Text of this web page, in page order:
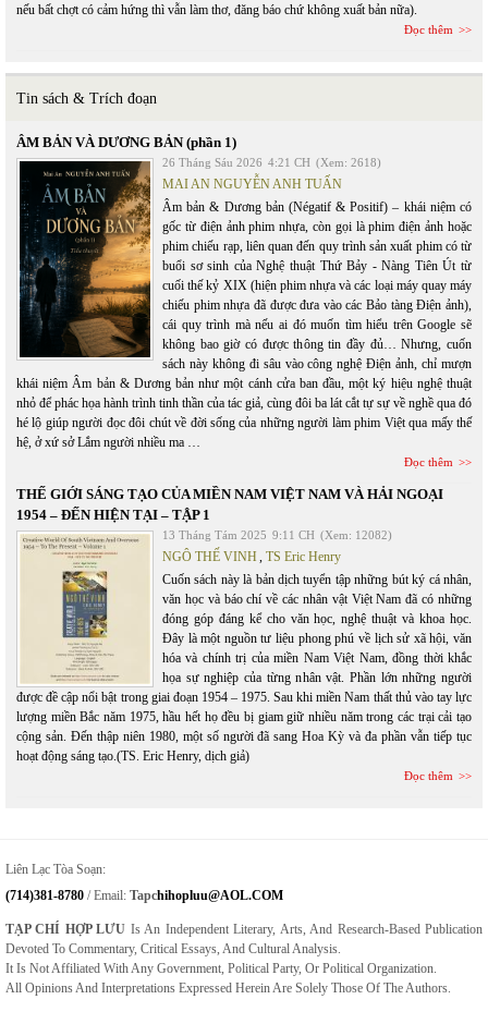
nếu bất chợt có cảm hứng thì vẫn làm thơ, đăng báo chứ không xuất bản nữa).
Đọc thêm
Tin sách & Trích đoạn
ÂM BẢN VÀ DƯƠNG BẢN (phần 1)
26 Tháng Sáu 2026 4:21 CH (Xem: 2618)
MAI AN NGUYỄN ANH TUẤN
Âm bản & Dương bản (Négatif & Positif) – khái niệm có
gốc từ điện ảnh phim nhựa, còn gọi là phim điện ảnh hoặc
phim chiếu rạp, liên quan đến quy trình sản xuất phim có từ
buổi sơ sinh của Nghệ thuật Thứ Bảy - Nàng Tiên Út từ
cuối thế kỷ XIX (hiện phim nhựa và các loại máy quay máy
chiếu phim nhựa đã được đưa vào các Bảo tàng Điện ảnh),
cái quy trình mà nếu ai đó muốn tìm hiểu trên Google sẽ
không bao giờ có được thông tin đầy đủ… Nhưng, cuốn
sách này không đi sâu vào công nghệ Điện ảnh, chỉ mượn
khái niệm Âm bản & Dương bản như một cánh cửa ban đầu, một ký hiệu nghệ thuật
nhỏ để phác họa hành trình tinh thần của tác giả, cùng đôi ba lát cắt tự sự về nghề qua đó
hé lộ giúp người đọc đôi chút về đời sống của những người làm phim Việt qua mấy thế
hệ, ở xứ sở Lắm người nhiều ma …
Đọc thêm
THẾ GIỚI SÁNG TẠO CỦA MIỀN NAM VIỆT NAM VÀ HẢI NGOẠI
1954 – ĐẾN HIỆN TẠI – TẬP 1
13 Tháng Tám 2025 9:11 CH (Xem: 12082)
NGÔ THẾ VINH TS Eric Henry
Cuốn sách này là bản dịch tuyển tập những bút ký cá nhân,
văn học và báo chí về các nhân vật Việt Nam đã có những
đóng góp đáng kể cho văn học, nghệ thuật và khoa học.
Đây là một nguồn tư liệu phong phú về lịch sử xã hội, văn
hóa và chính trị của miền Nam Việt Nam, đồng thời khắc
họa sự nghiệp của từng nhân vật. Phần lớn những người
được đề cập nổi bật trong giai đoạn 1954 – 1975. Sau khi miền Nam thất thủ vào tay lực
lượng miền Bắc năm 1975, hầu hết họ đều bị giam giữ nhiều năm trong các trại cải tạo
cộng sản. Đến thập niên 1980, một số người đã sang Hoa Kỳ và đa phần vẫn tiếp tục
hoạt động sáng tạo.(TS. Eric Henry, dịch giả)
Đọc thêm
Liên Lạc Tòa Soạn:
(714)381-8780 / Email: TapcHihopluu@AOL.COM
TẠP CHÍ HỢP LƯU Is An Independent Literary, Arts, And Research-Based Publication
Devoted To Commentary, Critical Essays, And Cultural Analysis.
It Is Not Affiliated With Any Government, Political Party, Or Political Organization.
All Opinions And Interpretations Expressed Herein Are Solely Those Of The Authors.